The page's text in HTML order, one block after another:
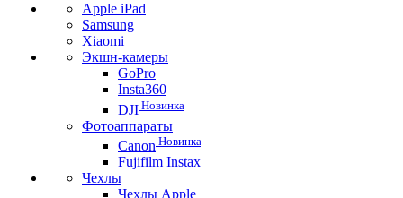
Apple iPad
Samsung
Xiaomi
Экшн-камеры
GoPro
Insta360
DJI Новинка
Фотоаппараты
Canon Новинка
Fujifilm Instax
Чехлы
Чехлы Apple